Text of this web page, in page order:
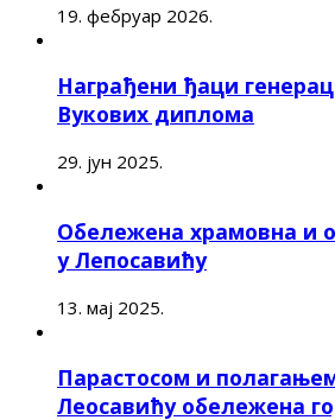
19. фебруар 2026.
Награђени ђаци
Вукових диплома
29. јун 2025.
Обележена храмовна и
у Лепосавићу
13. мај 2025.
Парастосом и
Леосавићу обележена